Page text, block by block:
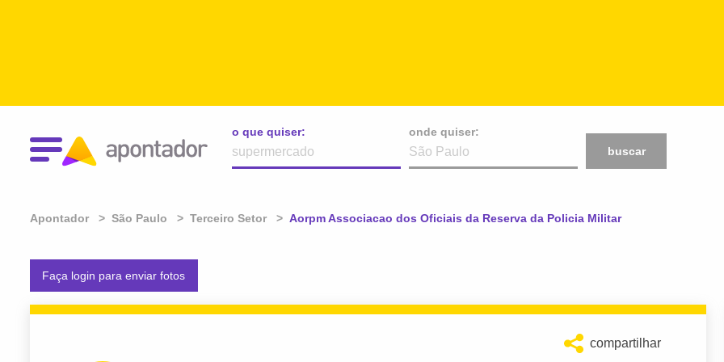
o que quiser:
onde quiser:
buscar
Apontador São Paulo Terceiro Setor Atual:
Aorpm Associacao dos Oficiais da Reserva da Policia Militar
Faça login para enviar fotos
compartilhar